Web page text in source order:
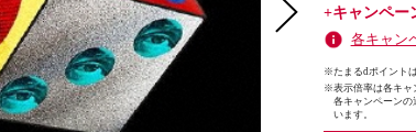
+キャンペー
各キャン
※たまるdポイント
※表示倍率は各キャ
各キャンペーンの
います。